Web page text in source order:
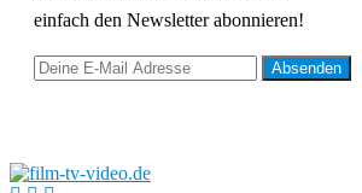
einfach den Newsletter abonnieren!